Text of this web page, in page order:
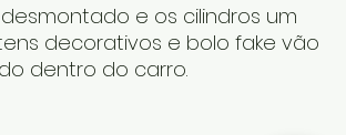
e os cilindros um
decorativos e bolo fake vão
dentro do carro.